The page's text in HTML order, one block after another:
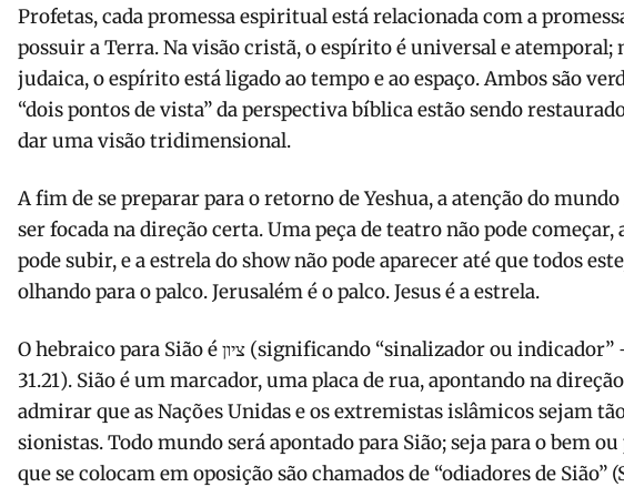
Profetas, cada promessa espiritual está relacionada com a
possuir a Terra. Na visão cristã, o espírito é universal e atemporal;
judaica, o espírito está ligado ao tempo e ao espaço. Ambos são
“dois pontos de vista” da perspectiva bíblica estão sendo
dar uma visão tridimensional.
A fim de se preparar para o retorno de Yeshua, a atenção do
ser focada na direção certa. Uma peça de teatro não pode
pode subir, e a estrela do show não pode aparecer até que todos
olhando para o palco. Jerusalém é o palco. Jesus é a estrela.
O hebraico para Sião é ציון (significando “sinalizador ou indicador” -Jeremias
31.21). Sião é um marcador, uma placa de rua, apontando na
admirar que as Nações Unidas e os extremistas islâmicos sejam
sionistas. Todo mundo será apontado para Sião; seja para o bem ou
que se colocam em oposição são chamados de “odiadores de Sião”